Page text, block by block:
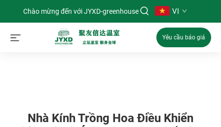
Chào mừng đến với JYXD-greenhouse VI
Yêu cầu báo giá
Nhà Kính Trồng Hoa Điều Khiển